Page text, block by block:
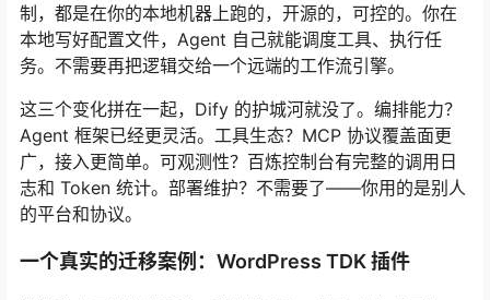
制，都是在你的本地机器上跑的，开源的，可控的。你在
本地写好配置文件，Agent 自己就能调度工具、执行任
务。不需要再把逻辑交给一个远端的工作流引擎。
这三个变化拼在一起，Dify 的护城河就没了。编排能力？
Agent 框架已经更灵活。工具生态？MCP 协议覆盖面更
广，接入更简单。可观测性？百炼控制台有完整的调用日
志和 Token 统计。部署维护？不需要了——你用的是别人
的平台和协议。
一个真实的迁移案例：WordPress TDK 插件